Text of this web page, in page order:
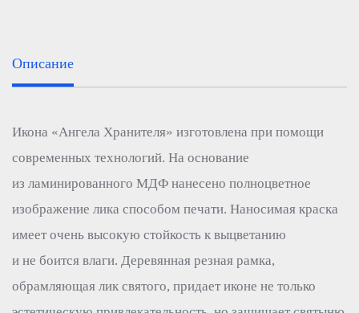
Описание
Икона «Ангела Хранителя» изготовлена при помощи
современных технологий. На основание
из ламинированного МДФ нанесено полноцветное
изображение лика способом печати. Наносимая краска
имеет очень высокую стойкость к выцветанию
и не боится влаги. Деревянная резная рамка,
обрамляющая лик святого, придает иконе не только